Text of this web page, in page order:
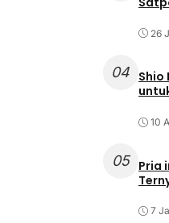
26
04 Shio
10
05
Pria
7